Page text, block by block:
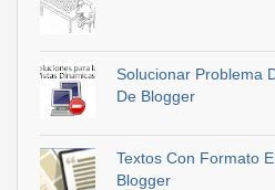
Solucionar Problema
De Blogger
Textos Con Formato
Blogger